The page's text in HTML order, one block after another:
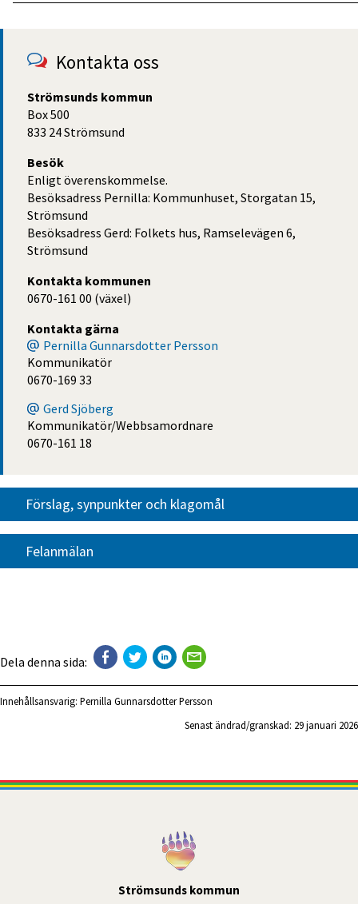
Kontakta oss
Strömsunds kommun
Box 500
833 24 Strömsund
Besök
Enligt överenskommelse.
Besöksadress Pernilla: Kommunhuset, Storgatan 15,
Strömsund
Besöksadress Gerd: Folkets hus, Ramselevägen 6,
Strömsund
Kontakta kommunen
0670-161 00 (växel)
Kontakta gärna
Pernilla Gunnarsdotter Persson
Kommunikatör
0670-169 33
Gerd Sjöberg
Kommunikatör/Webbsamordnare
0670-161 18
Förslag, synpunkter och klagomål
Felanmälan
Dela denna sida:
Innehållsansvarig: Pernilla Gunnarsdotter Persson
Senast ändrad/granskad: 29 januari 2026
Strömsunds kommun